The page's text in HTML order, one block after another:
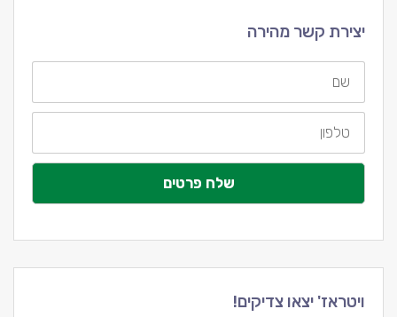
יצירת קשר מהירה
שם
טלפון
שלח פרטים
ויטראז' יצאו צדיקים!